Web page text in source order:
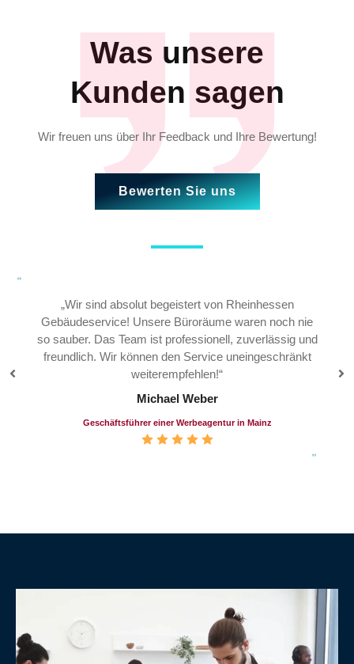
Was unsere
Kunden sagen
Wir freuen uns über Ihr Feedback und Ihre Bewertung!
Bewerten Sie uns
„Wir sind absolut begeistert von Rheinhessen
Gebäudeservice! Unsere Büroräume waren noch nie
so sauber. Das Team ist professionell, zuverlässig und
freundlich. Wir können den Service uneingeschränkt
weiterempfehlen!“
Michael Weber
Geschäftsführer einer Werbeagentur in Mainz